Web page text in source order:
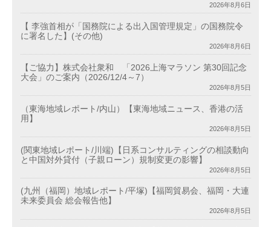
2026年8月6日
【 李強首相が「国務院による出入国管理規定」の国務院令
に署名した】(その他)
2026年8月6日
【ご協力】株式会社衆和 「2026上海マラソン 第30回記念
大会」のご案内（2026/12/4～7）
2026年8月5日
（東海地域レポート/内山）【東海地域ニュース、香港の活
用】
2026年8月5日
(関東地域レポート/川端)【日系コンサルティングの相談動向
と中国対外貸付（子親ローン）規制変更の影響】
2026年8月5日
(九州（福岡）地域レポート/平塚)【福岡貿易会、福岡・大連
未来委員会 総会報告他】
2026年8月5日